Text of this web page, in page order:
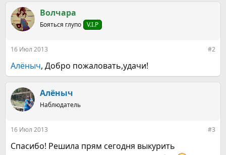
к
ц
и
Волчара
Бояться глупо V.I.P
16 Июл 2013 #2
Алёныч, Добро пожаловать,удачи!
Алёныч
Наблюдатель
16 Июл 2013 #3
Спасибо! Решила прям сегодня выкурить